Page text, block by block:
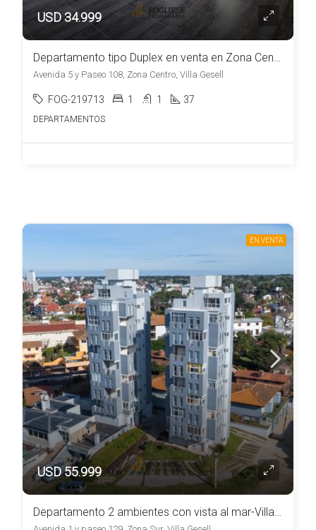
USD 34.999
Departamento tipo Duplex en venta en Zona Centro
Avenida 5 y Paseo 108, Zona Centro, Villa Gesell
FOG-219713 1 1 37
DEPARTAMENTOS
EN VENTA
USD 55.999
Departamento 2 ambientes con vista al mar-Villa Gesell